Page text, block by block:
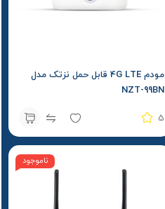
مودم 4G LTE قابل حمل نزتک مدل
NZT-99BN
5
ناموجود